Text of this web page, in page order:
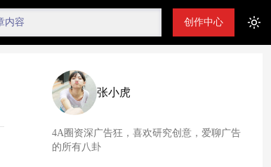
创作中心
张小虎
4A圈资深广告狂，喜欢研究创意，爱聊广告
的所有八卦